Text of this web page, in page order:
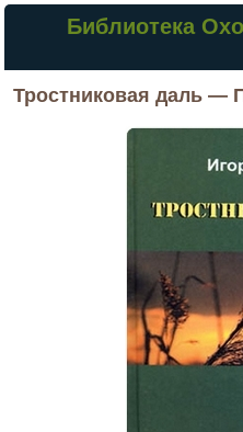
Библиотека
Тростниковая даль —